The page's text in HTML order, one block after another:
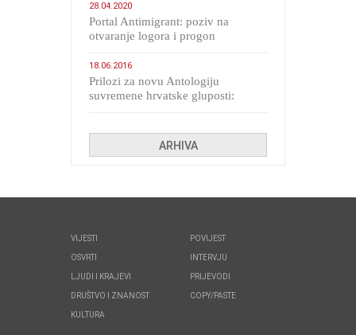
28.04.2020
Portal Antimigrant: poziv na
otvaranje logora i progon
18.06.2016
Prilozi za novu Antologiju
suvremene hrvatske gluposti:
ARHIVA
VIJESTI
OSVRTI
LJUDI I KRAJEVI
DRUŠTVO I ZNANOST
KULTURA
POVIJEST
INTERVJU
PRIJEVODI
COPY/PASTE